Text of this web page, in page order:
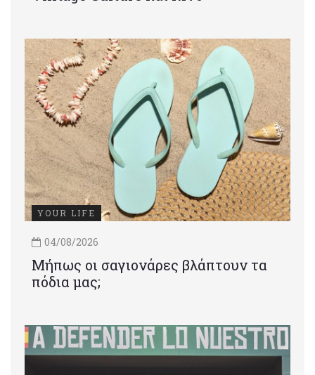
YOUR LIFE
04/08/2026
Μήπως οι σαγιονάρες βλάπτουν τα
πόδια μας;